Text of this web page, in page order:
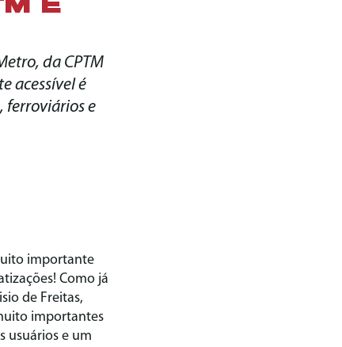
E
da CPTM
acessível é
e
importante
Como já
de Freitas,
importantes
usuários e um